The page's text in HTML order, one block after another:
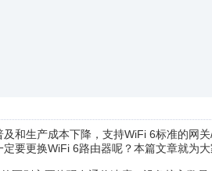
和生产成本下降，支持WiFi 6标准的网
要更换WiFi 6路由器呢？本篇文章就为